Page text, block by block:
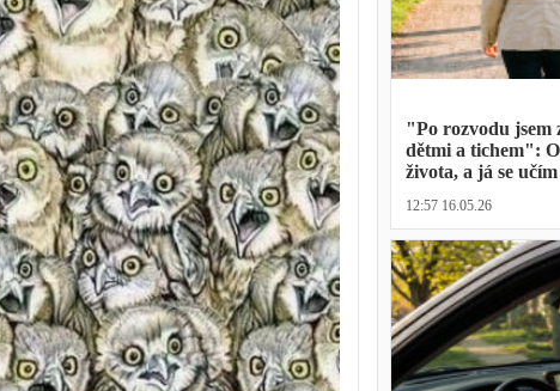
"Po rozvodu jsem
dětmi a tichem":
života, a já se
12:57 16.05.26